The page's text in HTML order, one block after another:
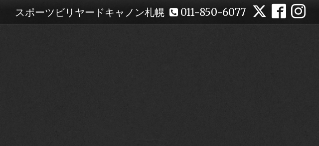
011-850-6077
スポーツビリヤードキャノン札幌